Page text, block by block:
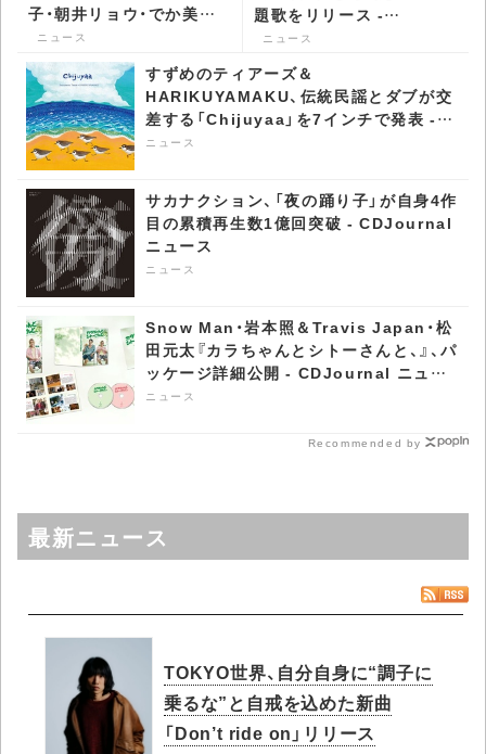
子・朝井リョウ・でか美ち
ゃん 書籍化記念スッペシ
ャル～〉開催 -
CDJournal ニュース
ニュース
題歌をリリース -
CDJournal ニュース
ニュース
すずめのティアーズ＆
HARIKUYAMAKU、伝統民謡とダブが交
差する「Chijuyaa」を7インチで発表 -
CDJournal ニュース
ニュース
サカナクション、「夜の踊り子」が自身4作
目の累積再生数1億回突破 - CDJournal
ニュース
ニュース
Snow Man・岩本照＆Travis Japan・松
田元太『カラちゃんとシトーさんと、』、パ
ッケージ詳細公開 - CDJournal ニュー
ス
ニュース
Recommended by
最新ニュース
TOKYO世界、自分自身に“調子に
乗るな”と自戒を込めた新曲
「Don’t ride on」リリース